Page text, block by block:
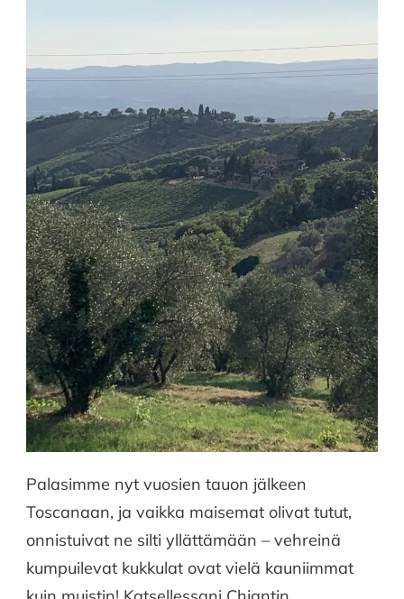
Palasimme nyt vuosien tauon jälkeen
Toscanaan, ja vaikka maisemat olivat tutut,
onnistuivat ne silti yllättämään – vehreinä
kumpuilevat kukkulat ovat vielä kauniimmat